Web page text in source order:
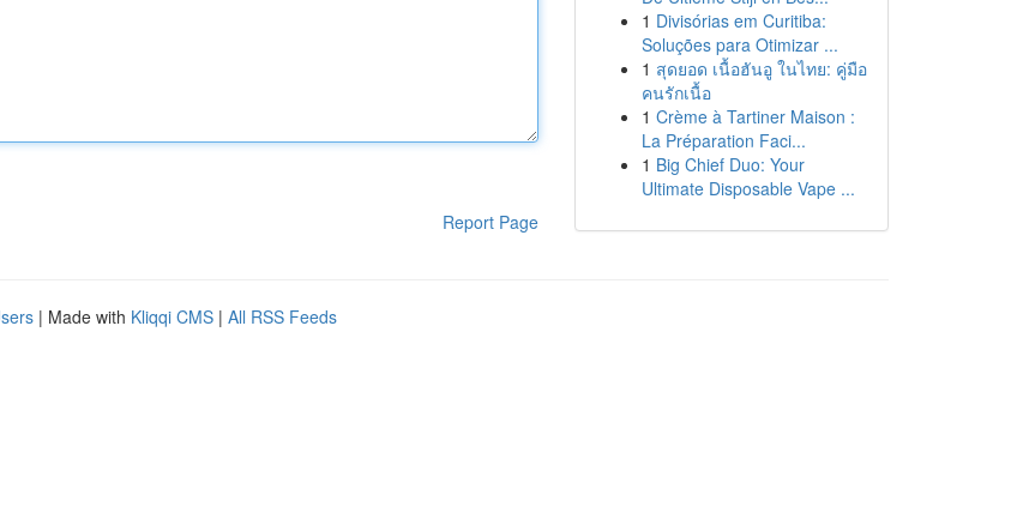
Report Page
1 Divisórias em Curitiba:
Soluções para Otimizar ...
1 สุดยอด เนื้อฮันอู ในไทย: คู่มือ
คนรักเนื้อ
1 Crème à Tartiner Maison :
La Préparation Faci...
1 Big Chief Duo: Your
Ultimate Disposable Vape ...
| Made with Kliqqi CMS | All RSS Feeds